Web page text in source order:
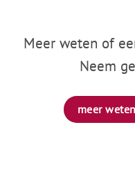
Meer weten of
Neem
meer